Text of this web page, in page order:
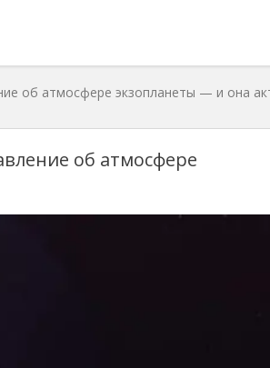
об атмосфере экзопланеты — и она
об атмосфере